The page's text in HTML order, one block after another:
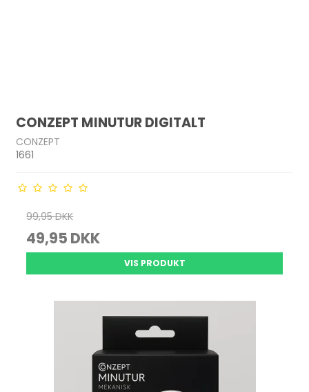
CONZEPT MINUTUR DIGITALT
CONZEPT
1661
99,95 DKK
49,95 DKK
VIS PRODUKT